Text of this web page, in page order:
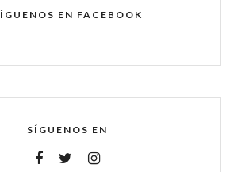
EN FACEBOOK
SÍGUENOS EN